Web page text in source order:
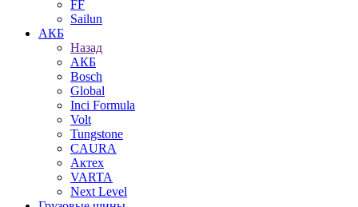
FF
Sailun
АКБ
Назад
АКБ
Bosch
Global
Inci Formula
Volt
Tungstone
CAURA
Актех
VARTA
Next Level